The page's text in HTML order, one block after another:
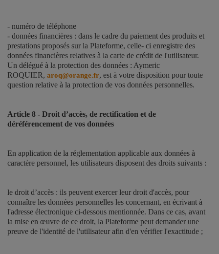
- numéro de téléphone
- données financières : dans le cadre du paiement des produits et
prestations proposés sur la Plateforme, celle- ci enregistre des
données financières relatives à la carte de crédit de l'utilisateur.
Un délégué à la protection des données : Aymeric
ROQUIER, aroq@orange.fr, est à votre disposition pour toute
question relative à la protection de vos données personnelles.
Article 8 - Droit d’accès, de rectification et de
déréférencement de vos données
En application de la réglementation applicable aux données à
caractère personnel, les utilisateurs disposent des droits suivants :
le droit d’accès : ils peuvent exercer leur droit d'accès, pour
connaître les données personnelles les concernant, en écrivant à
l'adresse électronique ci-dessous mentionnée. Dans ce cas, avant
la mise en œuvre de ce droit, la Plateforme peut demander une
preuve de l'identité de l'utilisateur afin d'en vérifier l'exactitude ;